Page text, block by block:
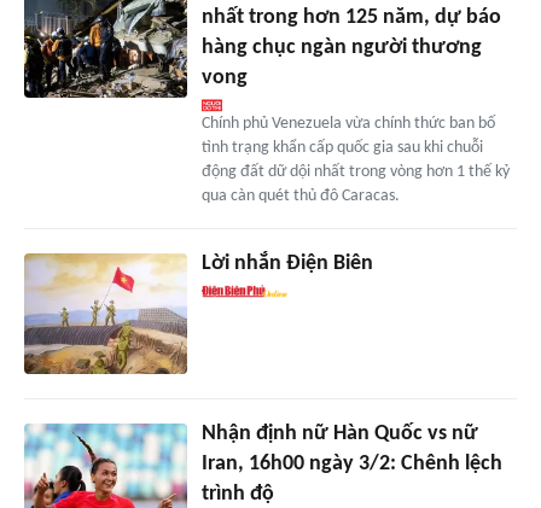
nhất trong hơn 125 năm, dự báo
hàng chục ngàn người thương
vong
Chính phủ Venezuela vừa chính thức ban bố
tình trạng khẩn cấp quốc gia sau khi chuỗi
động đất dữ dội nhất trong vòng hơn 1 thế kỷ
qua càn quét thủ đô Caracas.
Lời nhắn Điện Biên
Nhận định nữ Hàn Quốc vs nữ
Iran, 16h00 ngày 3/2: Chênh lệch
trình độ